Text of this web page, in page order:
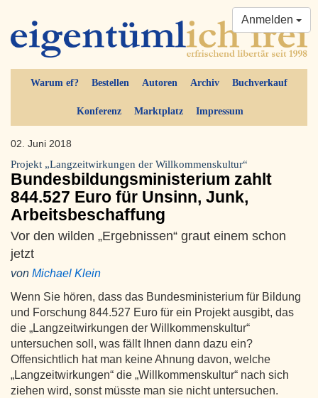
Warum ef? Bestellen Autoren Archiv Buchverkauf
Konferenz Marktplatz Impressum
Anmelden
02. Juni 2018
Projekt „Langzeitwirkungen der Willkommenskultur“
Bundesbildungsministerium zahlt
844.527 Euro für Unsinn, Junk,
Arbeitsbeschaffung
Vor den wilden „Ergebnissen“ graut einem schon
jetzt
von Michael Klein
Wenn Sie hören, dass das Bundesministerium für Bildung
und Forschung 844.527 Euro für ein Projekt ausgibt, das
die „Langzeitwirkungen der Willkommenskultur“
untersuchen soll, was fällt Ihnen dann dazu ein?
Offensichtlich hat man keine Ahnung davon, welche
„Langzeitwirkungen“ die „Willkommenskultur“ nach sich
ziehen wird, sonst müsste man sie nicht untersuchen.